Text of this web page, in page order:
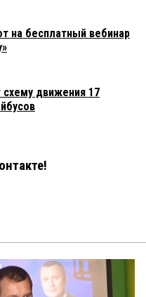
на бесплатный вебинар
движения 17